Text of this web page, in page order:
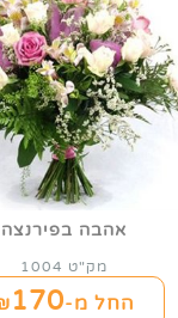
אהבה בפירנצה
מק"ט 1004
החל מ-₪170